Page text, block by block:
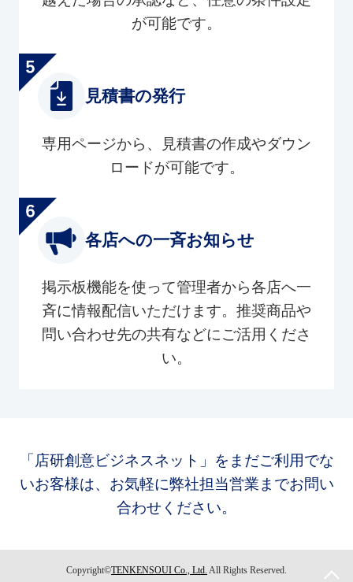
が可能です。
見積書の発行
専用ページから、見積書の作成やダウン
ロードが可能です。
各店への一斉お知らせ
掲示板機能を使って管理者から各店へ一
斉に情報配信いただけます。推奨商品や
問い合わせ先の共有などにご活用くださ
い。
「店研創意ビジネスネット」をまだご利用でな
いお客様は、お気軽に弊社担当営業までお問い
合わせください。
Copyright©TENKENSOUI Co., Ltd. All Rights Reserved.